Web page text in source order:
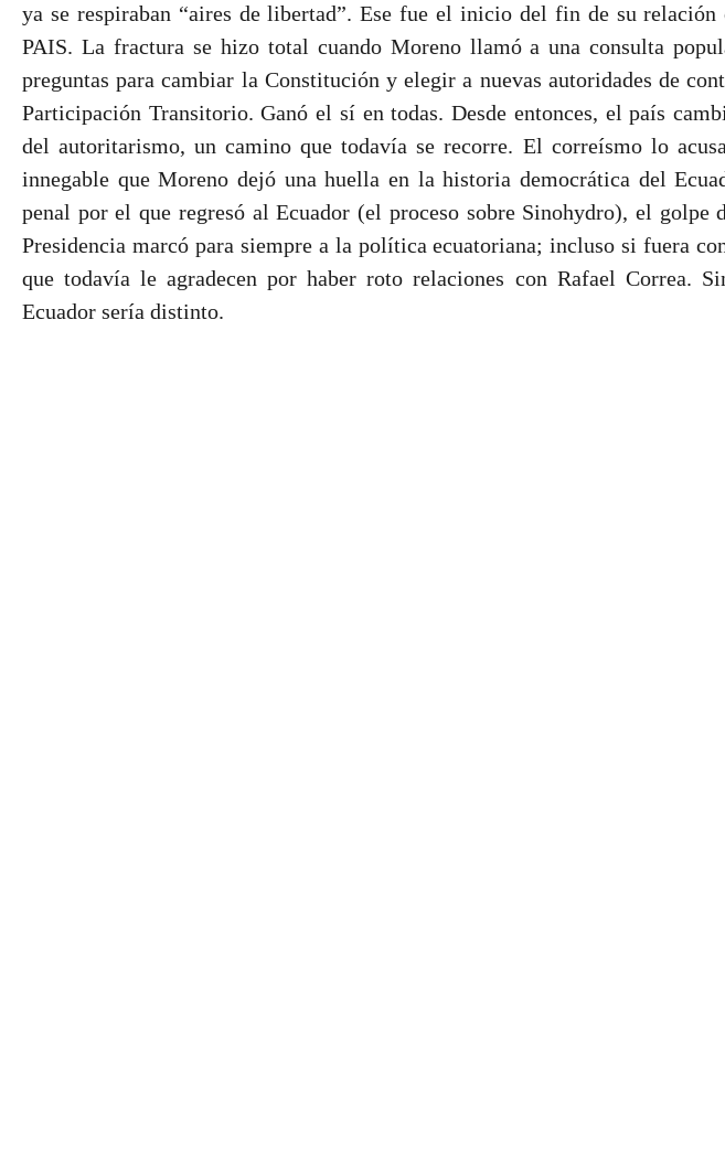
ya se respiraban “aires de libertad”. Ese fue el inicio del fin de su
PAIS. La fractura se hizo total cuando Moreno llamó a una consulta
preguntas para cambiar la Constitución y elegir a nuevas autoridades de
Participación Transitorio. Ganó el sí en todas. Desde entonces, el país
del autoritarismo, un camino que todavía se recorre. El correísmo lo
innegable que Moreno dejó una huella en la historia democrática del
penal por el que regresó al Ecuador (el proceso sobre Sinohydro), el golpe
Presidencia marcó para siempre a la política ecuatoriana; incluso si fuera
que todavía le agradecen por haber roto relaciones con Rafael Correa.
Ecuador sería distinto.